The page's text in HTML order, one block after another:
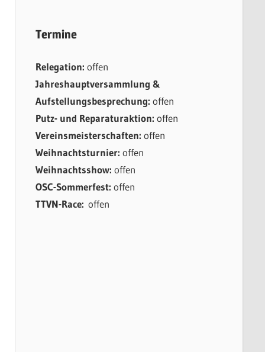
Termine
Relegation: offen
Jahreshauptversammlung &
Aufstellungsbesprechung: offen
Putz- und Reparaturaktion: offen
Vereinsmeisterschaften: offen
Weihnachtsturnier: offen
Weihnachtsshow: offen
OSC-Sommerfest: offen
TTVN-Race: offen